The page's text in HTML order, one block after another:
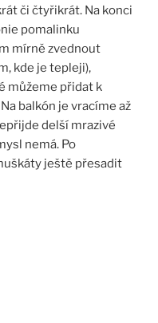
či čtyřikrát. Na konci
pomalinku
mírně zvednout
kde je tepleji),
můžeme přidat k
balkón je vracíme až
delší mrazivé
nemá. Po
ještě přesadit